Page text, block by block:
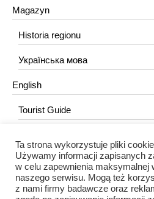
Magazyn
Historia regionu
Українська мова
English
Tourist Guide
KONTAKT
redakcja@portalkujawski.pl
Ta strona wykorzystuje pliki cookie
Używamy informacji zapisanych
w celu zapewnienia maksymalnej
naszego serwisu. Mogą też
z nami firmy badawcze oraz